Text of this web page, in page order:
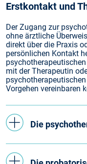
Erstkontakt und
Der Zugang zur
ohne ärztliche
direkt über die Praxis
persönlichen Kontakt
mit der Therapeutin
Vorgehen vereinbaren
Die